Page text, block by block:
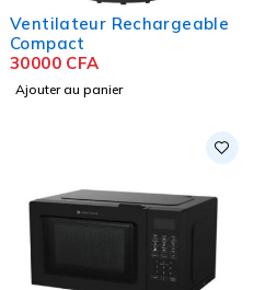
Ventilateur Rechargeable
Compact
30000 CFA
Ajouter au panier